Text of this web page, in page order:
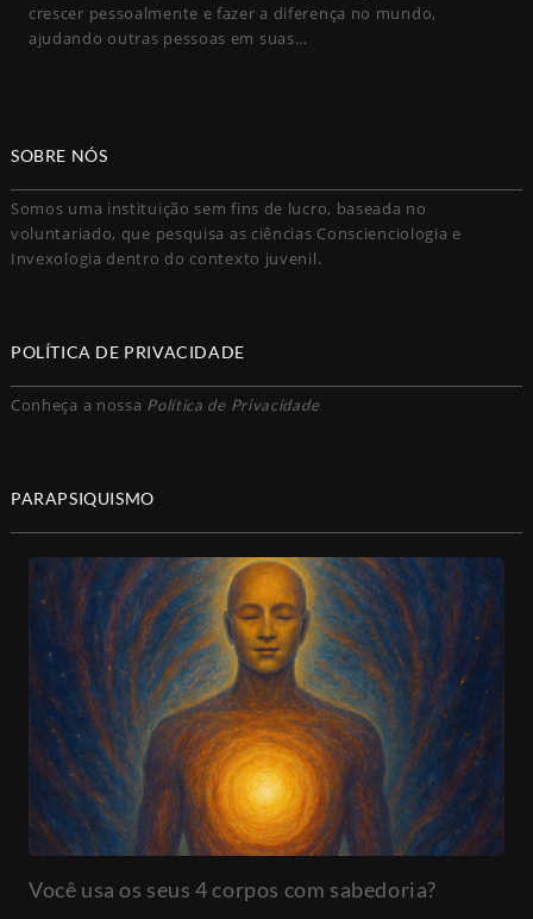
crescer pessoalmente e fazer a diferença no mundo,
ajudando outras pessoas em suas…
SOBRE NÓS
Somos uma instituição sem fins de lucro, baseada no
voluntariado, que pesquisa as ciências Conscienciologia e
Invexologia dentro do contexto juvenil.
POLÍTICA DE PRIVACIDADE
Conheça a nossa Política de Privacidade
PARAPSIQUISMO
Você usa os seus 4 corpos com sabedoria?